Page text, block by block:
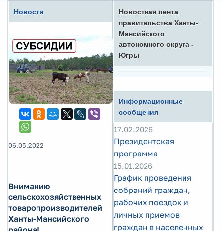
Новости
06.05.2022
Вниманию
сельскохозяйственных
товаропроизводителей
Ханты-Мансийского
Новостная лента
правительства Ханты-
Мансийского
автономного округа -
Югры
Информационные
сообщения
17.02.2026
Президентская
программа
15.01.2026
График проведения
собраний граждан,
рабочих поездок и
личных приемов
граждан в населенных